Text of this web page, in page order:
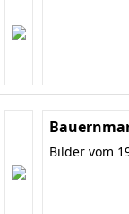
Bilder vom